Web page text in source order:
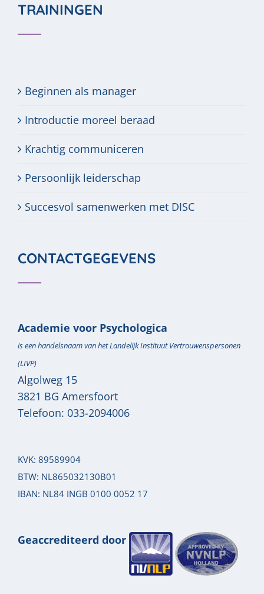
TRAININGEN
Beginnen als manager
Introductie moreel beraad
Krachtig communiceren
Persoonlijk leiderschap
Succesvol samenwerken met DISC
CONTACTGEGEVENS
Academie voor Psychologica
is een handelsnaam van het Landelijk Instituut Vertrouwenspersonen
(LIVP)
Algolweg 15
3821 BG Amersfoort
Telefoon: 033-2094006
KVK: 89589904
BTW: NL865032130B01
IBAN: NL84 INGB 0100 0052 17
Geaccrediteerd door